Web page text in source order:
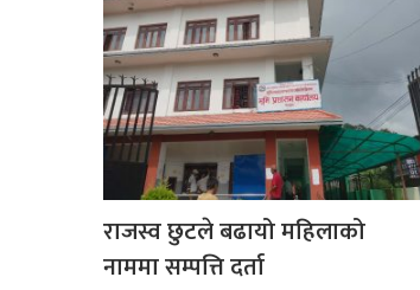
राजस्व छुटले बढायो महिलाको
नाममा सम्पत्ति दर्ता